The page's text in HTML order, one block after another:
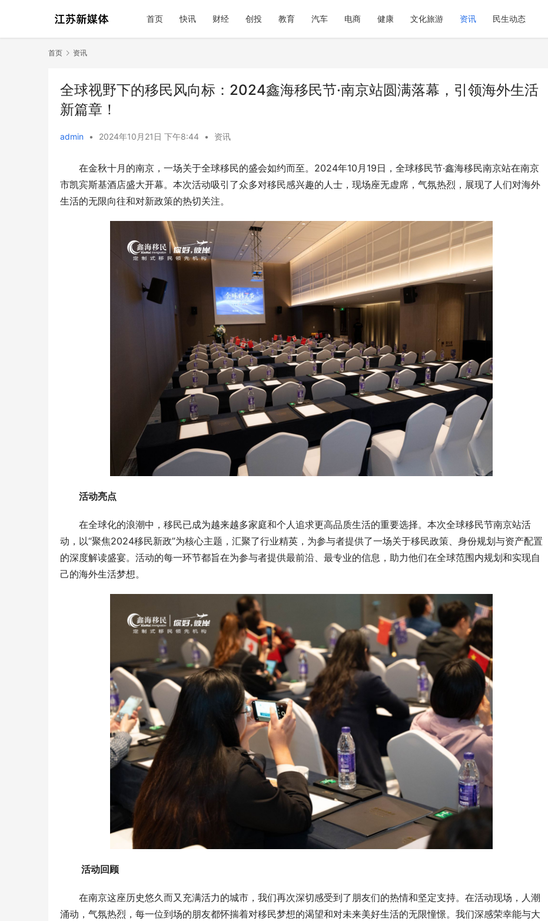
首页 快讯 财经 创投 教育 汽车 电商 健康 文化旅游 资讯 民生动态
首页 资讯
全球视野下的移民风向标：2024鑫海移民节·南京站圆满落幕，引领海外生活
新篇章！
admin • 2024年10月21日 下午8:44 • 资讯
在金秋十月的南京，一场关于全球移民的盛会如约而至。2024年10月19日，全球移民节·鑫海移民南京站在南京
市凯宾斯基酒店盛大开幕。本次活动吸引了众多对移民感兴趣的人士，现场座无虚席，气氛热烈，展现了人们对海外
生活的无限向往和对新政策的热切关注。
活动亮点
在全球化的浪潮中，移民已成为越来越多家庭和个人追求更高品质生活的重要选择。本次全球移民节南京站活
动，以“聚焦2024移民新政”为核心主题，汇聚了行业精英，为参与者提供了一场关于移民政策、身份规划与资产配置
的深度解读盛宴。活动的每一环节都旨在为参与者提供最前沿、最专业的信息，助力他们在全球范围内规划和实现自
己的海外生活梦想。
活动回顾
在南京这座历史悠久而又充满活力的城市，我们再次深切感受到了朋友们的热情和坚定支持。在活动现场，人潮
涌动，气氛热烈，每一位到场的朋友都怀揣着对移民梦想的渴望和对未来美好生活的无限憧憬。我们深感荣幸能与大
科技赋能绿茵赛场 常州本土人形机器人亮相
苏超主场—— 本土智造成果走出实验室，打
造文体产业与智能制造融合新样板
工厂获客GEO服务选型参考：2026年实操
思路与指南